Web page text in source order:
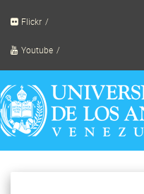
Flickr
Youtube